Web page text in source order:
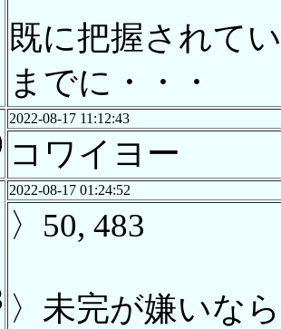
既に把握されて
までに・・・
2022-08-17 11:12:43
コワイヨー
2022-08-17 01:24:52
〉50, 483
〉未完が嫌いな